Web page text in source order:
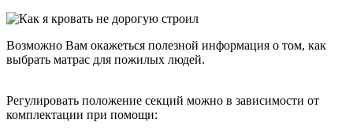
Возможно Вам окажеться полезной информация о том, как
выбрать матрас для пожилых людей.
Регулировать положение секций можно в зависимости от
комплектации при помощи: